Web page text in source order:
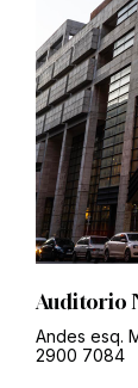
Auditorio
Andes esq.
2900 7084